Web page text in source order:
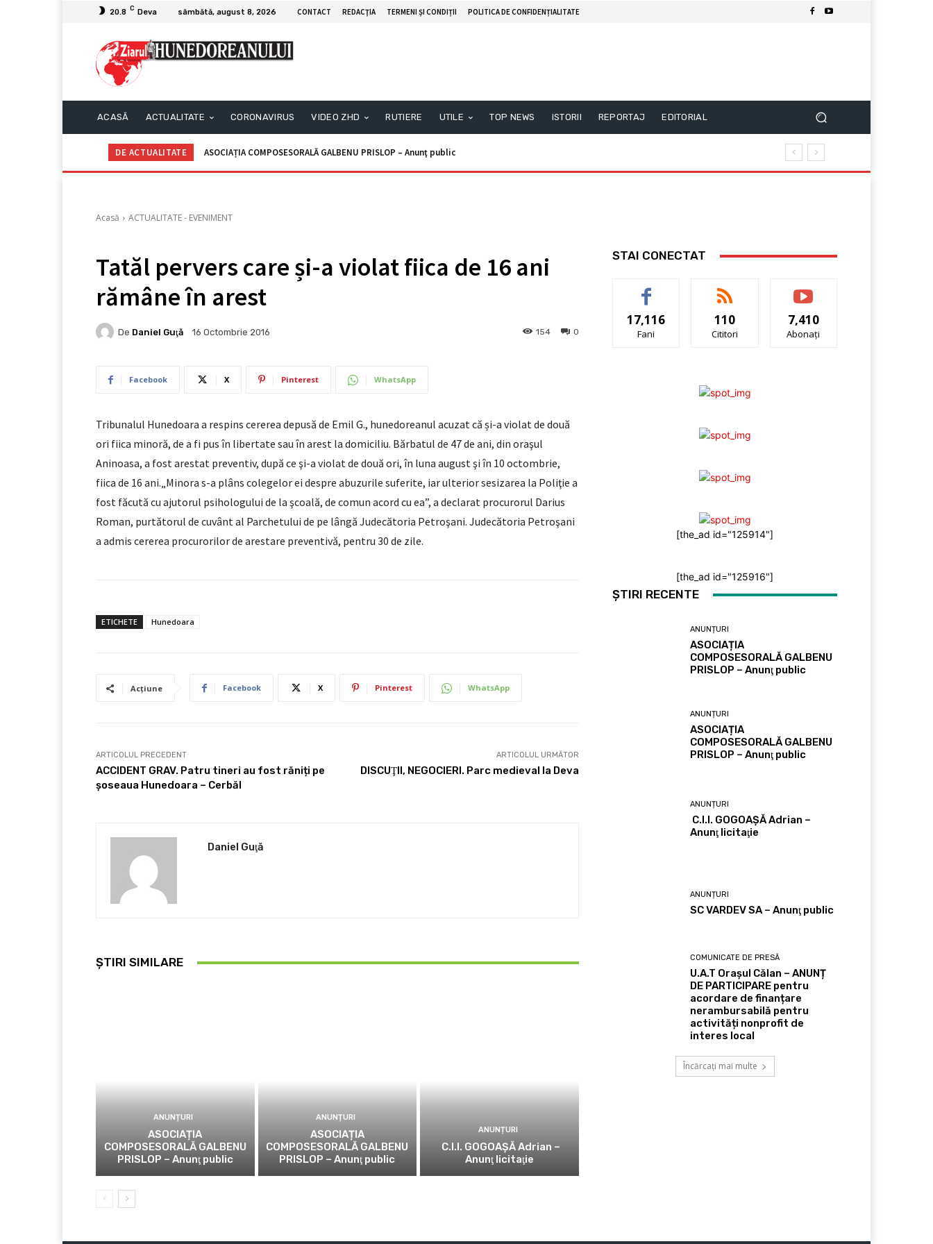
20.8 C Deva sâmbătă, august 8, 2026 CONTACT REDACŢIA TERMENI ȘI CONDIȚII POLITICA DE CONFIDENȚIALITATE
ACASĂ ACTUALITATE CORONAVIRUS VIDEO ZHD RUTIERE UTILE TOP NEWS ISTORII REPORTAJ EDITORIAL
DE ACTUALITATE ASOCIAȚIA COMPOSESORALĂ GALBENU PRISLOP – Anunţ public
C.I.I. GOGOAŞĂ Adrian – Anunţ licitaţie
Acasă ACTUALITATE - EVENIMENT
Tatăl pervers care și-a violat fiica de 16 ani
rămâne în arest
De Daniel Guţă 16 Octombrie 2016 0
154
Facebook X Pinterest WhatsApp
Tribunalul Hunedoara a respins cererea depusă de Emil G., hunedoreanul acuzat că și-a violat de două
ori fiica minoră, de a fi pus în libertate sau în arest la domiciliu. Bărbatul de 47 de ani, din oraşul
Aninoasa, a fost arestat preventiv, după ce şi-a violat de două ori, în luna august şi în 10 octombrie,
fiica de 16 ani.„Minora s-a plâns colegelor ei despre abuzurile suferite, iar ulterior sesizarea la Poliţie a
fost făcută cu ajutorul psihologului de la şcoală, de comun acord cu ea”, a declarat procurorul Darius
Roman, purtătorul de cuvânt al Parchetului de pe lângă Judecătoria Petroşani. Judecătoria Petroşani
a admis cererea procurorilor de arestare preventivă, pentru 30 de zile.
ETICHETE Hunedoara
Acțiune Facebook X Pinterest WhatsApp
ARTICOLUL PRECEDENT
ACCIDENT GRAV. Patru tineri au fost răniți pe
șoseaua Hunedoara – Cerbăl
ARTICOLUL URMĂTOR
DISCUŢII, NEGOCIERI. Parc medieval la Deva
Daniel Guţă
ȘTIRI SIMILARE
ANUNȚURI
ASOCIAȚIA
COMPOSESORALĂ GALBENU
PRISLOP – Anunţ public
ANUNȚURI
ASOCIAȚIA
COMPOSESORALĂ GALBENU
PRISLOP – Anunţ public
ANUNȚURI
C.I.I. GOGOAŞĂ Adrian –
Anunţ licitaţie
STAI CONECTAT
17,116
Fani
110
Cititori
7,410
Abonați
[the_ad id="125914"]
[the_ad id="125916"]
ȘTIRI RECENTE
ANUNȚURI
ASOCIAȚIA
COMPOSESORALĂ GALBENU
PRISLOP – Anunţ public
ANUNȚURI
ASOCIAȚIA
COMPOSESORALĂ GALBENU
PRISLOP – Anunţ public
ANUNȚURI
C.I.I. GOGOAŞĂ Adrian –
Anunţ licitaţie
ANUNȚURI
SC VARDEV SA – Anunţ public
COMUNICATE DE PRESĂ
U.A.T Orașul Călan – ANUNȚ
DE PARTICIPARE pentru
acordare de finanțare
nerambursabilă pentru
activități nonprofit de
interes local
Încărcați mai multe